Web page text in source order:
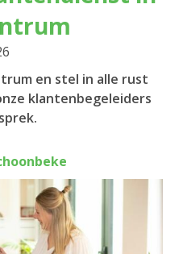
en stel in alle rust
klantenbegeleiders